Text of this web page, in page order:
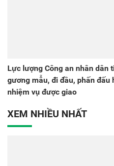
Lực lượng Công an nhân dân
gương mẫu, đi đầu, phấn đấu
nhiệm vụ được giao
XEM NHIỀU NHẤT